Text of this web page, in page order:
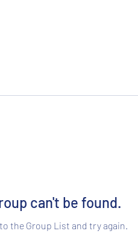
can't be found.
the Group List and try again.